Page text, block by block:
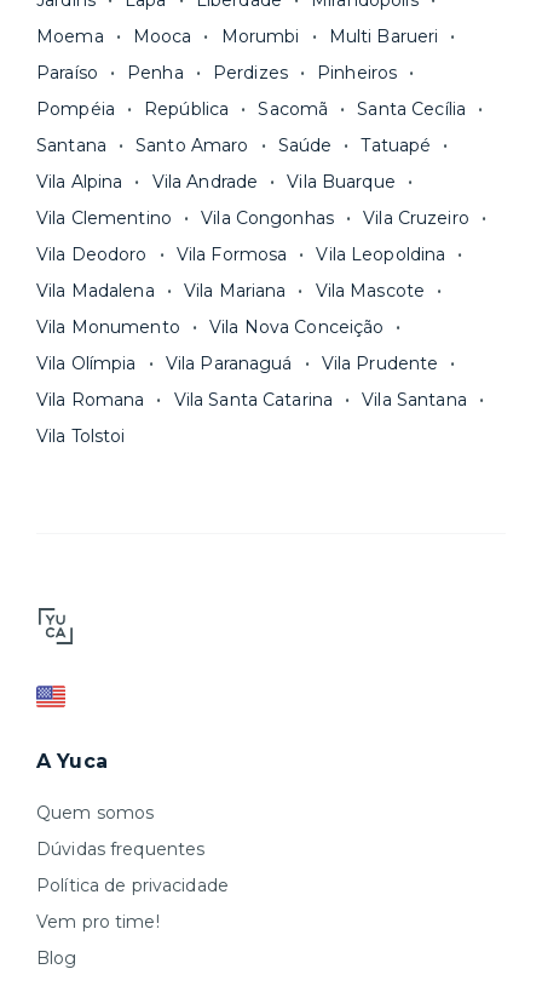
Moema
Mooca Morumbi
Multi Barueri
Paraíso
Penha Perdizes
Pinheiros
Pompéia
República Sacomã
Santa Cecília
Santana
Santo Amaro Saúde
Tatuapé
Vila Alpina
Vila Andrade
Vila Buarque
Vila Clementino
Vila Congonhas
Vila Cruzeiro
Vila Deodoro
Vila Formosa
Vila Leopoldina
Vila Madalena
Vila Mariana
Vila Mascote
Vila Monumento
Vila Nova Conceição
Vila Olímpia
Vila Paranaguá
Vila Prudente
Vila Romana
Vila Santa Catarina
Vila Santana
Vila Tolstoi
A Yuca
Quem somos
Dúvidas frequentes
Política de privacidade
Vem pro time!
Blog